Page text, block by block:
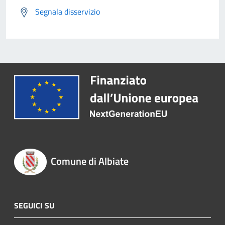
Segnala disservizio
Comune di Albiate
SEGUICI SU